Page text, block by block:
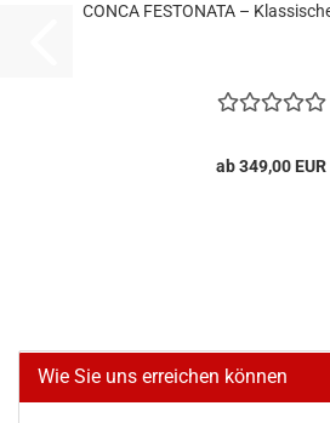
CONCA FESTONATA –
ab 349,00 EUR
Wie Sie uns erreichen können